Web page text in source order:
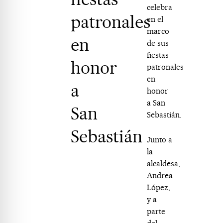
patronales
en
honor
a
San
Sebastián
celebra
en el
marco
de sus
fiestas
patronales
en
honor
a San
Sebastián.
Junto a
la
alcaldesa,
Andrea
López,
y a
parte